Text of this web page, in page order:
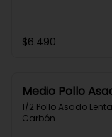
$6.490
Medio Pollo
1/2 Pollo Asado
Carbón.